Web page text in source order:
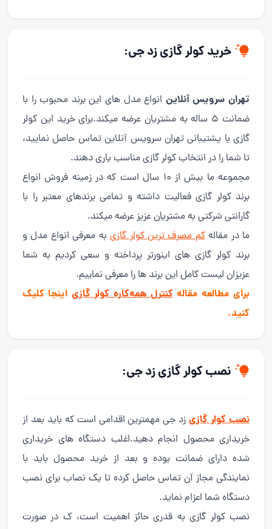
خرید کولر گازی زد جی:
تهران سرویس آنلاین انواع مدل های این برند محبوب را با
ضمانت ۵ ساله به مشتریان عرضه میکند.برای خرید این کولر
گازی با پشتیبانی تهران سرویس آنلاین تماس حاصل نمایید،
تا شما را در انتخاب کولر گازی مناسب یاری دهند.
مجموعه ما بیش از ۱۰ سال است که در زمینه فروش انواع
برند کولر گازی فعالیت داشته و تمامی برندهای معتبر را با
گارانتی شرکتی به مشتریان عزیز عرضه میکند.
ما در مقالهکم مصرف ترین کولر گازیبه معرفی انواع مدل و
برند کولر گازی های اینورتر پرداخته و سعی کردیم به شما
عزیزان لیست کامل این برند ها را معرفی نماییم.
برای مطالعه مقاله کنترل همه‌کاره کولر گازیاینجا کلیک
کنید.
نصب کولر گازی زد جی:
نصب کولر گازیزد جی مهمترین اقدامی است که باید بعد از
خریداری محصول انجام دهید.اغلب دستگاه های خریداری
شده دارای ضمانت بوده و بعد از خرید محصول باید با
نمایندگی مجاز آن تماس حاصل کرده تا یک نصاب برای نصب
دستگاه شما اعزام نماید.
نصب کولر گازی به قدری حائز اهمیت است، ک در صورت